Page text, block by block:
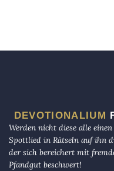
DEVOTIONALIUM
Werden nicht diese alle
Spottlied in Rätseln auf ihn
der sich bereichert mit
Pfandgut beschwert!